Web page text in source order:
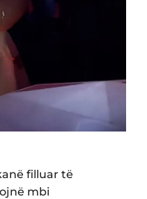
filluar të
mbi